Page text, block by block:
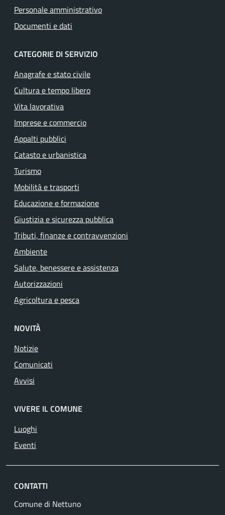
Personale amministrativo
Documenti e dati
CATEGORIE DI SERVIZIO
Anagrafe e stato civile
Cultura e tempo libero
Vita lavorativa
Imprese e commercio
Appalti pubblici
Catasto e urbanistica
Turismo
Mobilità e trasporti
Educazione e formazione
Giustizia e sicurezza pubblica
Tributi, finanze e contravvenzioni
Ambiente
Salute, benessere e assistenza
Autorizzazioni
Agricoltura e pesca
NOVITÀ
Notizie
Comunicati
Avvisi
VIVERE IL COMUNE
Luoghi
Eventi
CONTATTI
Comune di Nettuno